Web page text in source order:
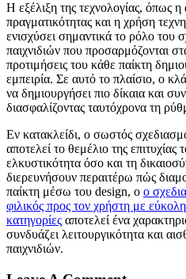
Η εξέλιξη της τεχνολογίας, όπως η
πραγματικότητας και η χρήση
ενισχύσει σημαντικά το ρόλο του
παιχνιδιών που προσαρμόζονται
προτιμήσεις του κάθε παίκτη
εμπειρία. Σε αυτό το πλαίσιο, ο
να δημιουργήσει πιο δίκαια και
διασφαλίζοντας ταυτόχρονα τη
Εν κατακλείδι, ο σωστός
αποτελεί το θεμέλιο της
ελκυστικότητα όσο και τη
διερευνήσουν περαιτέρω πώς
παίκτη μέσω του design, ο ο
φιλικός προς τον χρήστη με
κατηγορίες αποτελεί ένα
συνδυάζει λειτουργικότητα και
παιχνιδιών.